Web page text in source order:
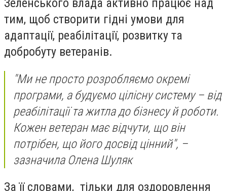
Зеленського влада активно працює над
тим, щоб створити гідні умови для
адаптації, реабілітації, розвитку та
добробуту ветеранів.
"Ми не просто розробляємо окремі
програми, а будуємо цілісну систему – від
реабілітації та житла до бізнесу й роботи.
Кожен ветеран має відчути, що він
потрібен, що його досвід цінний", –
зазначила Олена Шуляк
За її словами, тільки для оздоровлення